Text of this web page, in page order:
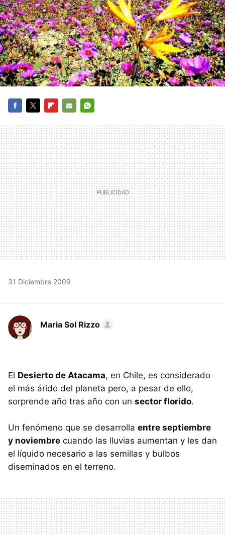
MAIL
31 Diciembre 2009
Maria Sol Rizzo
El Desierto de Atacama, en Chile, es considerado
el más árido del planeta pero, a pesar de ello,
sorprende año tras año con un sector florido.
Un fenómeno que se desarrolla entre septiembre
y noviembre cuando las lluvias aumentan y les dan
el líquido necesario a las semillas y bulbos
diseminados en el terreno.